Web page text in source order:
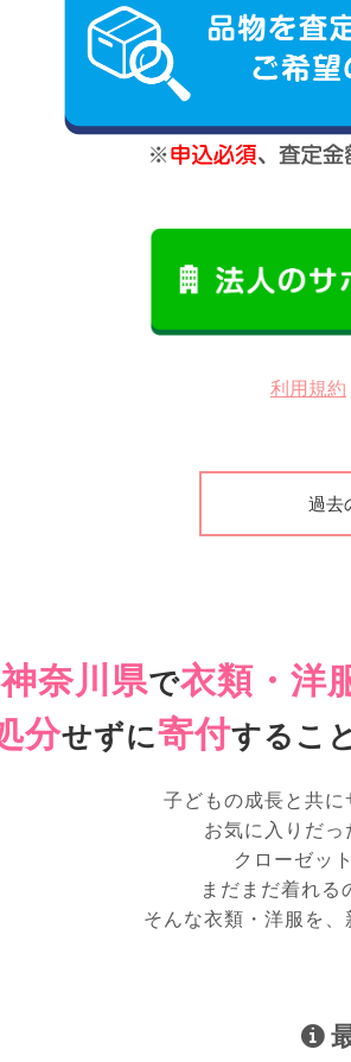
利用規約
過去
神奈川県で衣類・洋
分せずに寄付するこ
子どもの成長と共
お気に入りだ
クローゼッ
まだまだ着れる
そんな衣類・洋服を